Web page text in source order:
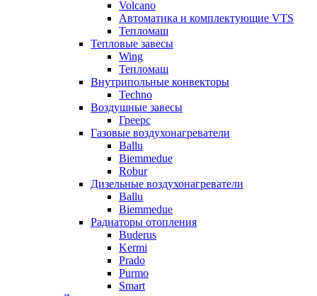
Volcano
Автоматика и комплектующие VTS
Тепломаш
Тепловые завесы
Wing
Тепломаш
Внутрипольные конвекторы
Techno
Воздушные завесы
Греерс
Газовые воздухонагреватели
Ballu
Biemmedue
Robur
Дизельные воздухонагреватели
Ballu
Biemmedue
Радиаторы отопления
Buderus
Kermi
Prado
Purmo
Smart